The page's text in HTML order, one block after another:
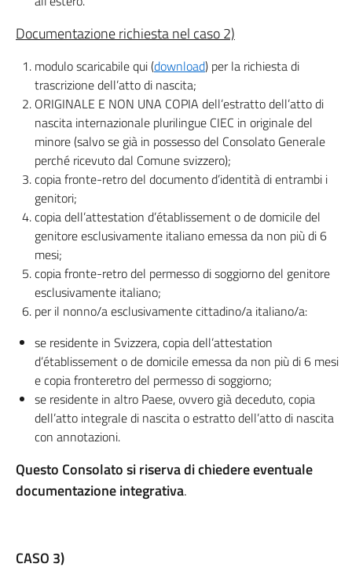
Documentazione richiesta nel caso 2)
modulo scaricabile qui (download) per la richiesta di
trascrizione dell’atto di nascita;
ORIGINALE E NON UNA COPIA dell’estratto dell’atto di
nascita internazionale plurilingue CIEC in originale del
minore (salvo se già in possesso del Consolato Generale
perché ricevuto dal Comune svizzero);
copia fronte-retro del documento d’identità di entrambi i
genitori;
copia dell’attestation d’établissement o de domicile del
genitore esclusivamente italiano emessa da non più di 6
mesi;
copia fronte-retro del permesso di soggiorno del genitore
esclusivamente italiano;
per il nonno/a esclusivamente cittadino/a italiano/a:
se residente in Svizzera, copia dell’attestation
d’établissement o de domicile emessa da non più di 6 mesi
e copia fronteretro del permesso di soggiorno;
se residente in altro Paese, ovvero già deceduto, copia
dell’atto integrale di nascita o estratto dell’atto di nascita
con annotazioni.
Questo Consolato si riserva di chiedere eventuale
documentazione integrativa.
CASO 3)